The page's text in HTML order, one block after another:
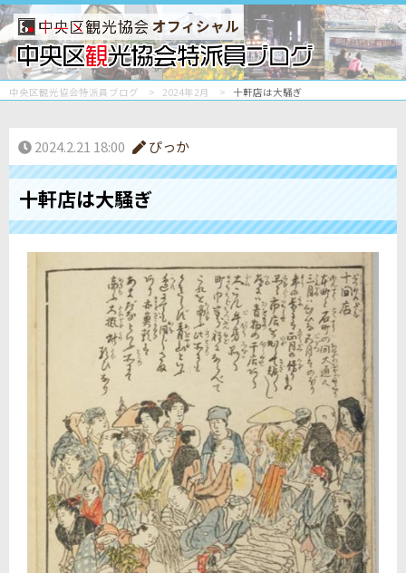
オフィシャル
中央区観光協会特派員ブログ 2024年2月 十軒店は大騒ぎ
2024.2.21 18:00 ぴっか
十軒店は大騒ぎ